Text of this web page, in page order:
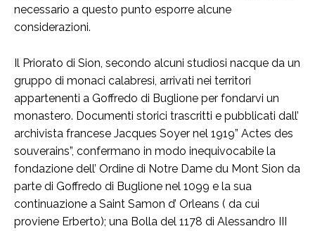
necessario a questo punto esporre alcune
considerazioni.
Il Priorato di Sion, secondo alcuni studiosi nacque da un
gruppo di monaci calabresi, arrivati nei territori
appartenenti a Goffredo di Buglione per fondarvi un
monastero. Documenti storici trascritti e pubblicati dall’
archivista francese Jacques Soyer nel 1919” Actes des
souverains”, confermano in modo inequivocabile la
fondazione dell’ Ordine di Notre Dame du Mont Sion da
parte di Goffredo di Buglione nel 1099 e la sua
continuazione a Saint Samon d’ Orleans ( da cui
proviene Erberto); una Bolla del 1178 di Alessandro III